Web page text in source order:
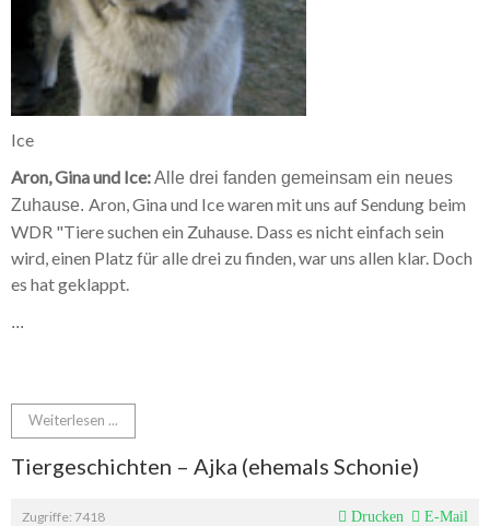
Ice
Aron, Gina und Ice:Alle drei fanden gemeinsam ein neues
Zuhause. Aron, Gina und Ice waren mit uns auf Sendung beim
WDR "Tiere suchen ein Zuhause. Dass es nicht einfach sein
wird, einen Platz für alle drei zu finden, war uns allen klar. Doch
es hat geklappt.
...
Weiterlesen ...
Tiergeschichten – Ajka (ehemals Schonie)
Zugriffe: 7418 Drucken E-Mail